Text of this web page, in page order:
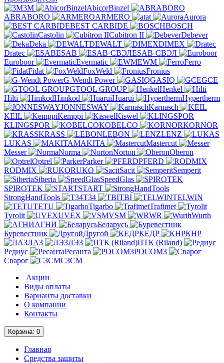
3M
AbicorBinzel
ABRABORO
ARMERO at
Aurora
BEST CARBIDE
BOSCH
Castolin
Cubitron II
Debever
Deka
DEWALT
DIMEX
Dratec
ESAB
ESAB-СВЭЛ
Euroboor
Evermatic EWM
Ferro
Fidat
FoxWeld
Fronius
G-Wendt Power
GASIQ
GCE
GTOOL GROUP
Henkel
Hilti
Himkod Huarui
Hypertherm
JONNESWAY
Karnasch
KEIL
Kemppi
Kiswel
KLINGSPOR
KOBELCO
KORNOR
KRASS
LEBON
LENZ
LUKAS
MAKITA
Mastercut
Messer
Norma Norton
Oberon
Optrel
Parker
PFERD
RODMIX
RUKO Sacit
Semperit
Siberia
SpeedGlas
SPIROTEK
START
StrongHandTools
T34 TBI
TELWIN
TETU
Tigarbo
Trafimet
Tyrolit
UVEX VSM WR
Wurth
АГНИ
Беларусь
Буревестник
Другой КЕДР
КНР
ЛАЗ
ЛЭЗ
ПТК (Riland)
Редиус
Ресанта
РОСОМЗ
Сварог
СЗСМ
Акции
Виды оплаты
Варианты доставки
О компании
Контакты
Корзина: 0
Главная
Средства защиты